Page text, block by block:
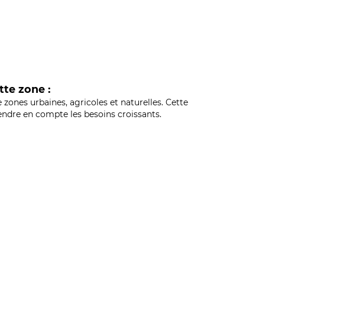
zone :
urbaines, agricoles et naturelles. Cette
en compte les besoins croissants.